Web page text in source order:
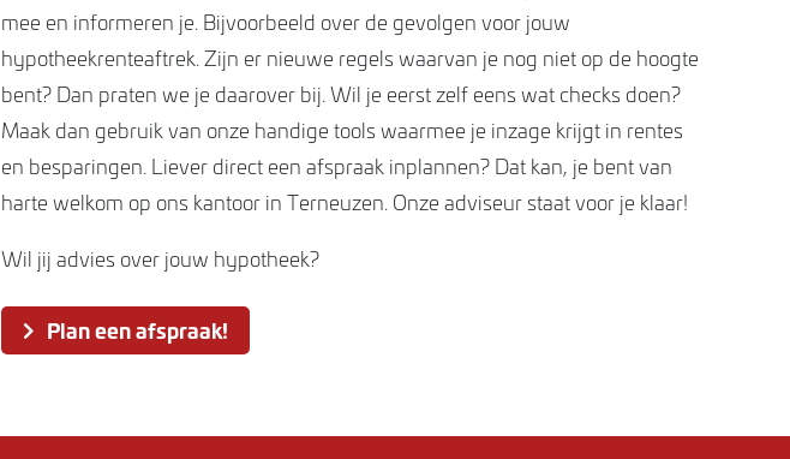
mee en informeren je. Bijvoorbeeld over de gevolgen voor jouw
hypotheekrenteaftrek. Zijn er nieuwe regels waarvan je nog niet op de hoogte
bent? Dan praten we je daarover bij. Wil je eerst zelf eens wat checks doen?
Maak dan gebruik van onze handige tools waarmee je inzage krijgt in rentes
en besparingen. Liever direct een afspraak inplannen? Dat kan, je bent van
harte welkom op ons kantoor in Terneuzen. Onze adviseur staat voor je klaar!
Wil jij advies over jouw hypotheek?
Plan een afspraak!